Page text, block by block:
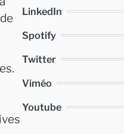
LinkedIn
Spotify
Twitter
Viméo
Youtube